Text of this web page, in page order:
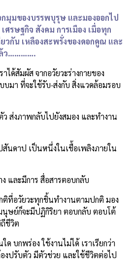
b
o
o
k
l Li
n
k
e
กมุมของบรรพบุรุษ และมองออกไป
ศรษฐกิจ สังคม การเมือง เมื่อทุก
วกัน เหลืองสะพรั่งของดอกคูณ และ
ล้ว………….
ได้สัมผัส จากอวัยวะร่างกายของ
มา ที่จะใช้รับ-ส่งกับ สิ่งแวดล้อมรอบ
ส่งภาพกลับไปยังสมอง และทำงาน
สันดาป เป็นหนึ่งในเชื้อเพลิงภายใน
และมีการ สื่อสารตอบกลับ
ติที่อวัยวะทุกชิ้นทำงานตามปกติ มอง
นุษย์ก็จะมีปฏิกิริยา ตอบกลับ ตอบโต้
ชีวิต
บกพร่อง ใช้งานไม่ได้ เราเรียกว่า
งปรับตัว มีตัวช่วย และใช้ชีวิตต่อไป